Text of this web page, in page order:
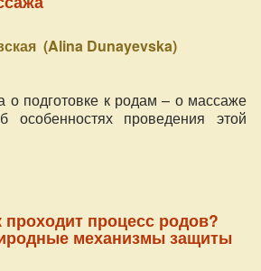
(Alina Dunayevska)
о подготовке к родам – о массаже
особенностях проведения этой
проходит процесс родов?
механизмы защиты